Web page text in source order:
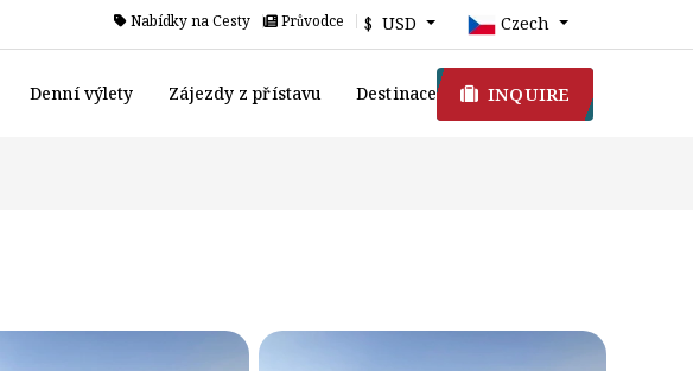
Nabídky na Cesty Průvodce $ USD Czech
Denní výlety Zájezdy z přístavu Destinace INQUIRE